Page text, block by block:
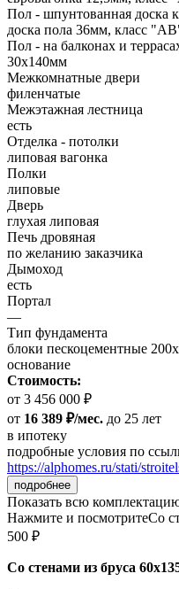
Пол - шпунтованная доска
доска пола 36мм, класс
Пол - на балконах и
30х140мм
Межкомнатные двери
филенчатые
Межэтажная лестница
есть
Отделка - потолки
липовая вагонка
Полки
липовые
Дверь
глухая липовая
Печь дровяная
по желанию заказчика
Дымоход
есть
Портал
—
Тип фундамента
блоки пескоцементные
основание
Стоимость:
от 3 456 000 ₽
от 16 389 ₽/мес. до 25 лет
в ипотеку
подробные условия по
https://alphomes.ru/stati/
подробнее
Показать всю
Нажмите и посмотритеСо
500 ₽
Со стенами из бруса